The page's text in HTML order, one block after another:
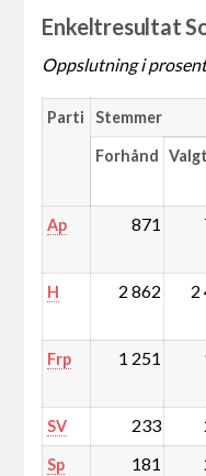
Enkeltresultat
Oppslutning i
Parti Stemmer
Forhånd
Ap 871
H 2 862 2
Frp 1 251
SV 233
Sp 181